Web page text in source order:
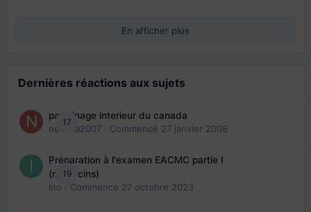
En afficher plus
Dernières réactions aux sujets
17
parrainage interieur du canada
nedjma2007 · Commencé 27 janvier 2008
19
Préparation à l'examen EACMC partie I
(médecins)
Ino · Commencé 27 octobre 2023